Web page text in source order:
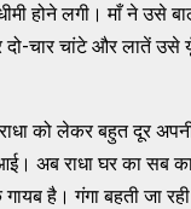
होने लगी। माँ ने उसे
चार चांटे और लातें उसे
को लेकर बहुत दूर
अब राधा घर का सब
है। गंगा बहती जा